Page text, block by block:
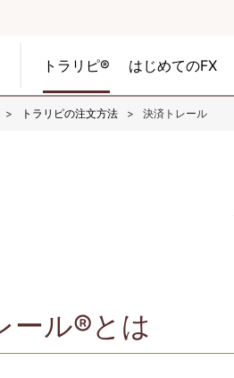
トラリピ® はじめてのFX
トラリピの注文方法 決済トレール
ール®とは